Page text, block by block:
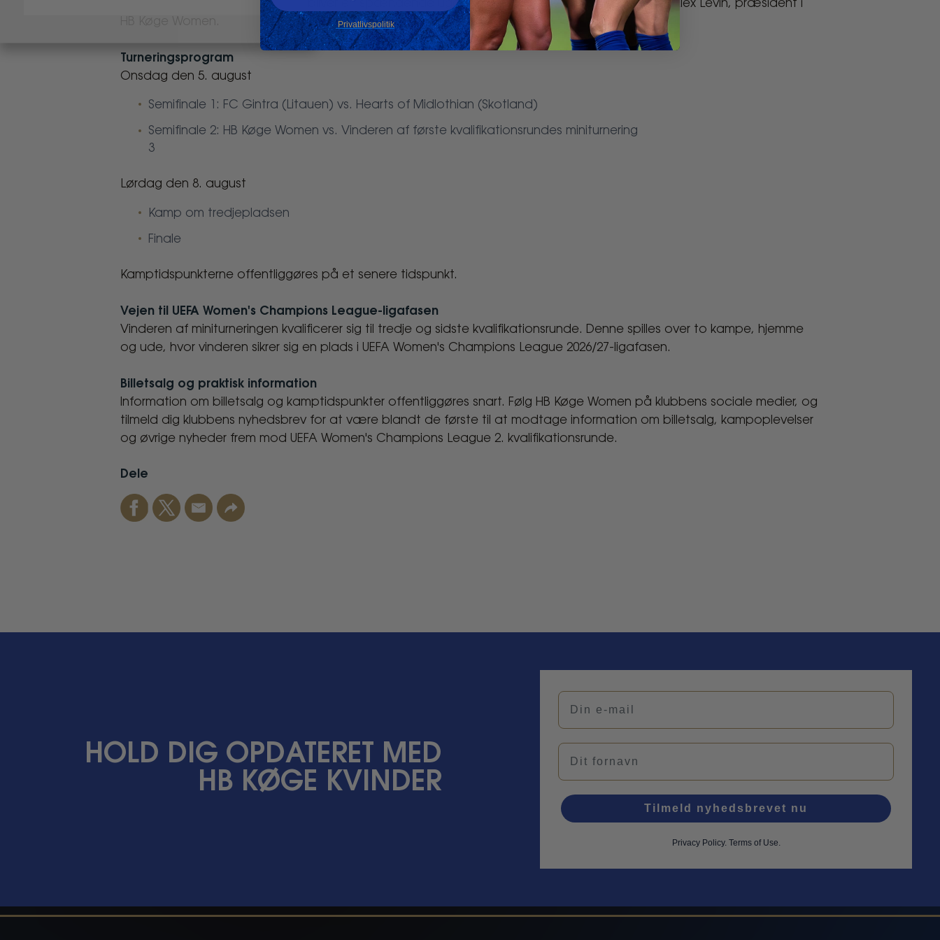
velkommen til, hvad vi forventer bliver en spændende uge med europæisk topfodbold," siger Alex Levin, præsident i
Turneringsprogram
Onsdag den 5. august
Semifinale 1: FC Gintra (Litauen) vs. Hearts of Midlothian (Skotland)
Semifinale 2: HB Køge Women vs. Vinderen af første kvalifikationsrundes miniturnering
3
Lørdag den 8. august
Kamp om tredjepladsen
Finale
Kamptidspunkterne offentliggøres på et senere tidspunkt.
Vejen til UEFA Women's Champions League-ligafasen
Vinderen af miniturneringen kvalificerer sig til tredje og sidste kvalifikationsrunde. Denne spilles over to kampe, hjemme
og ude, hvor vinderen sikrer sig en plads i UEFA Women's Champions League 2026/27-ligafasen.
Billetsalg og praktisk information
Information om billetsalg og kamptidspunkter offentliggøres snart. Følg HB Køge Women på klubbens sociale medier, og
tilmeld dig klubbens nyhedsbrev for at være blandt de første til at modtage information om billetsalg, kampoplevelser
og øvrige nyheder frem mod UEFA Women's Champions League 2. kvalifikationsrunde.
Dele
Facebook
TwitterEmailLink
HOLD DIG OPDATERET MED
HB KØGE KVINDER
Din e-mail
Navn
Tilmeld nyhedsbrevet nu
Privacy Policy. Terms of Use.
Privatlivspolitik